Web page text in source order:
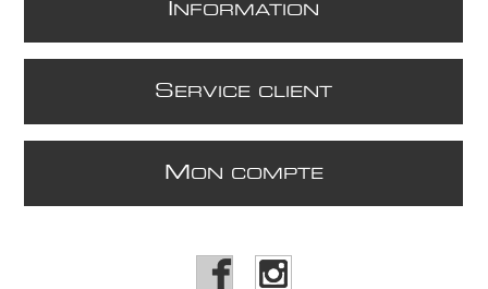
NFORMATION
S ERVICE CLIENT
M ON COMPTE